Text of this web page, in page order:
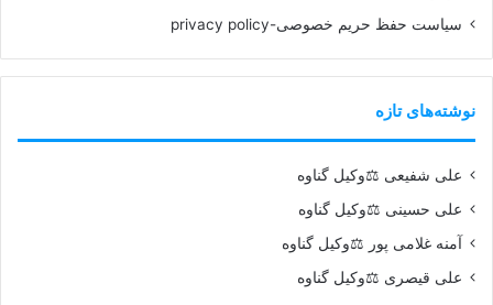
سیاست حفظ حریم خصوصی-privacy policy
نوشته‌های تازه
علی شفیعی ⚖️وکیل گناوه
علی حسینی ⚖️وکیل گناوه
آمنه غلامی پور ⚖️وکیل گناوه
علی قیصری ⚖️وکیل گناوه